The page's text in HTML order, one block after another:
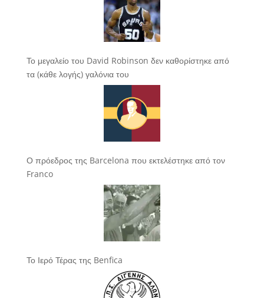
Το μεγαλείο του David Robinson δεν καθορίστηκε από
τα (κάθε λογής) γαλόνια του
Ο πρόεδρος της Barcelona που εκτελέστηκε από τον
Franco
Το Ιερό Τέρας της Benfica